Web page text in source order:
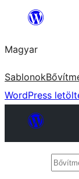
Ugrás
tartalomhoz
Magyar
Sablonok
WordPress